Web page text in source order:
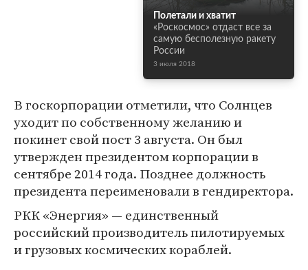
Полетали и хватит
«Роскосмос» отдаст все за
самую бесполезную ракету
России
3 июля 2018
В госкорпорации отметили, что Солнцев
уходит по собственному желанию и
покинет свой пост 3 августа. Он был
утвержден президентом корпорации в
сентябре 2014 года. Позднее должность
президента переименовали в гендиректора.
РКК «Энергия» — единственный
российский производитель пилотируемых
и грузовых космических кораблей.